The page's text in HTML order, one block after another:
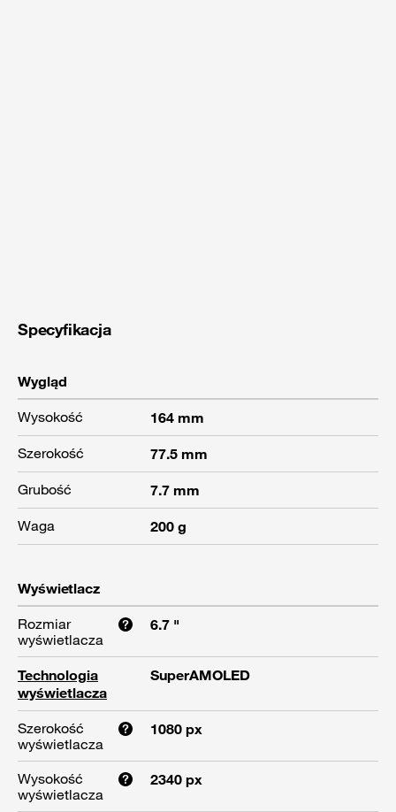
Specyfikacja
Wygląd
Wysokość
164 mm
Szerokość
77.5 mm
Grubość
7.7 mm
Waga
200 g
Wyświetlacz
Rozmiar
wyświetlacza
6.7 "
Technologia
wyświetlacza
SuperAMOLED
Szerokość
wyświetlacza
1080 px
Wysokość
wyświetlacza
2340 px